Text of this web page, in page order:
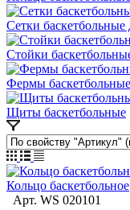
Сетки баскетбольные
Стойки
Фермы баскетбольные
Щиты баскетбольные
Кольцо баскетбольное
Арт. WS 020101